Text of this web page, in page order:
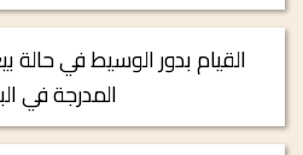
القيام بدور الوسيط في حالة
المدرجة في